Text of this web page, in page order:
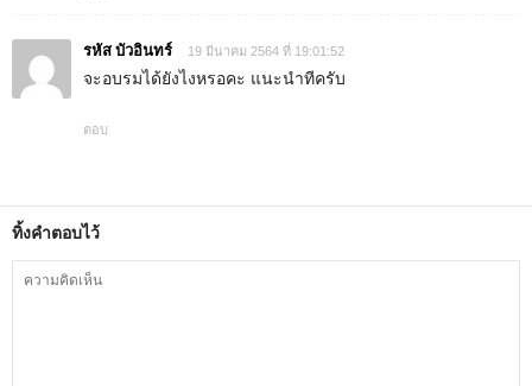
รหัส บัวอินทร์ 19 มีนาคม 2564 ที่ 19:01:52
จะอบรมได้ยังไงหรอคะ แนะนำทีครับ
ตอบ
ทิ้งคำตอบไว้